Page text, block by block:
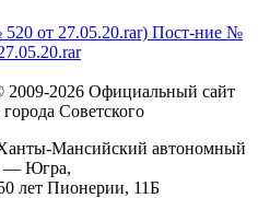
Пост-ние №
2009-2026 Официальный сайт
Советского
Мансийский автономный
— Югра,
лет Пионерии, 11Б